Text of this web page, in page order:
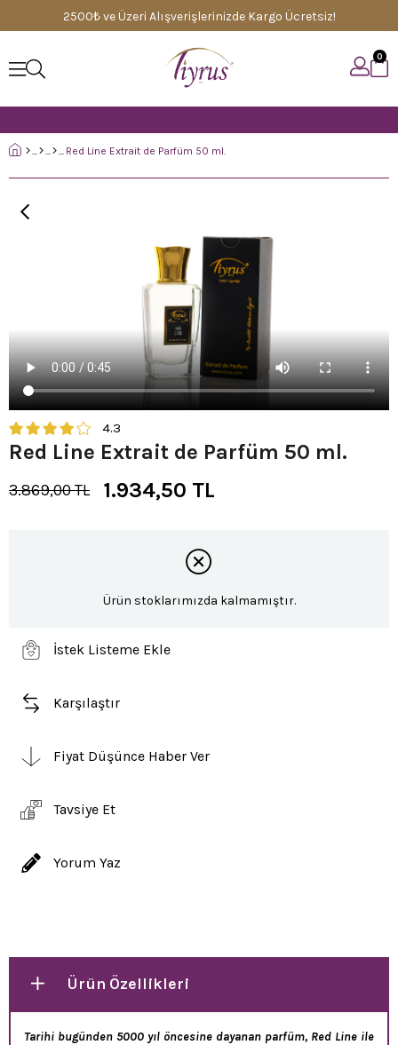
2500₺ ve Üzeri Alışverişlerinizde Kargo Ücretsiz!
0
Red Line Extrait de Parfüm 50 ml.
4.3
Red Line Extrait de Parfüm 50 ml.
3.869,00 TL 1.934,50 TL
Ürün stoklarımızda kalmamıştır.
İstek Listeme Ekle
Karşılaştır
Fiyat Düşünce Haber Ver
Tavsiye Et
Yorum Yaz
Ürün Özellikleri
Tarihi bugünden 5000 yıl öncesine dayanan parfüm, Red Line ile